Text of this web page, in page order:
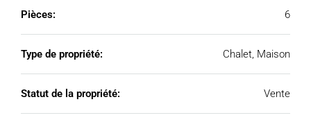
Pièces: 6
Type de propriété: Chalet, Maison
Statut de la propriété: Vente